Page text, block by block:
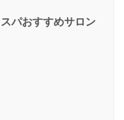
パおすすめサロン